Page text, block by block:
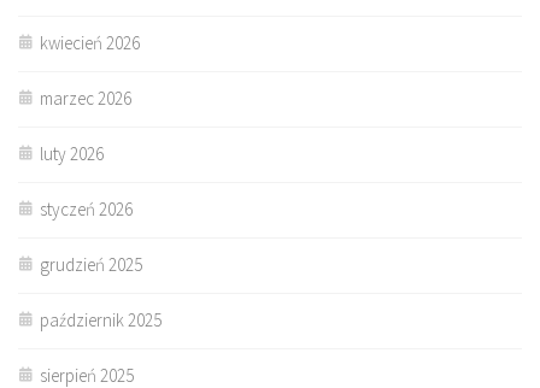
kwiecień 2026
marzec 2026
luty 2026
styczeń 2026
grudzień 2025
październik 2025
sierpień 2025